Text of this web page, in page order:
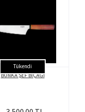
Tükendi
BUNKA ŞEF BIÇAĞI